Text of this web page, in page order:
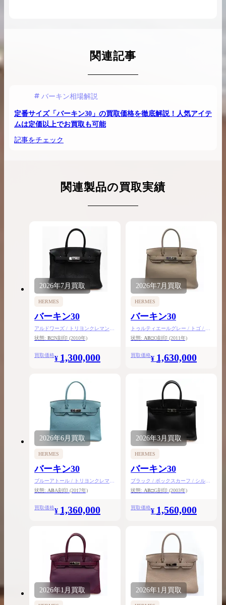
関連記事
バーキン相場解説
定番サイズ「バーキン30」の買取価格を徹底解説！人気アイテ
ムは定価以上でお買取も可能
記事をチェック
関連製品の買取実績
2026年7月 買取
HERMES
バーキン30
アルドワーズ / トリヨンクレマンス
/ シルバー金具
状態: B□N刻印 (2010年)
買取価格¥ 1,300,000
2026年7月 買取
HERMES
バーキン30
トゥルティエールグレー / トゴ / シ
ルバー金具
状態: AB□O刻印 (2011年)
買取価格¥ 1,630,000
2026年6月 買取
HERMES
バーキン30
ブルーアトール / トリヨンクレマン
ス / シルバー金具
状態: ABA刻印 (2017年)
買取価格¥ 1,360,000
2026年3月買取
HERMES
バーキン30
ブラック / ボックスカーフ / シルバ
ー金具
状態: AB□G刻印 (2003年)
買取価格¥ 1,560,000
2026年1月 買取 2026年1月 買取